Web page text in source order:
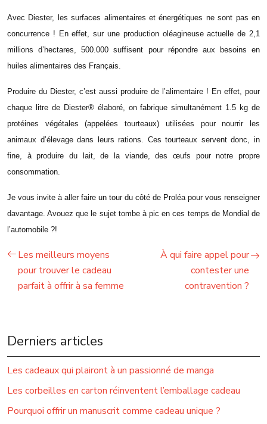
Avec Diester, les surfaces alimentaires et énergétiques ne sont pas en
concurrence ! En effet, sur une production oléagineuse actuelle de 2,1
millions d’hectares, 500.000 suffisent pour répondre aux besoins en
huiles alimentaires des Français.
Produire du Diester, c’est aussi produire de l’alimentaire ! En effet, pour
chaque litre de Diester® élaboré, on fabrique simultanément 1.5 kg de
protéines végétales (appelées tourteaux) utilisées pour nourrir les
animaux d’élevage dans leurs rations. Ces tourteaux servent donc, in
fine, à produire du lait, de la viande, des œufs pour notre propre
consommation.
Je vous invite à aller faire un tour du côté de Proléa pour vous renseigner
davantage. Avouez que le sujet tombe à pic en ces temps de Mondial de
l’automobile ?!
Les meilleurs moyens
pour trouver le cadeau
parfait à offrir à sa femme
À qui faire appel pour
contester une
contravention ?
Derniers articles
Les cadeaux qui plairont à un passionné de manga
Les corbeilles en carton réinventent l’emballage cadeau
Pourquoi offrir un manuscrit comme cadeau unique ?